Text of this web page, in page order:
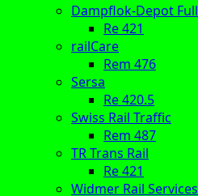
Dampflok-Depot Full
Re 421
railCare
Rem 476
Sersa
Re 420.5
Swiss Rail Traffic
Rem 487
TR Trans Rail
Re 421
Widmer Rail Services